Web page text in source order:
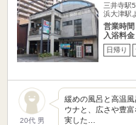
三井寺駅
浜大津駅
営業時
入浴料
日帰り
20代 男
緩めの風呂と高温
ウナと、広さや豊
実した…